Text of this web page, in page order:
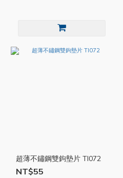
超薄不鏽鋼雙鉤墊片 TI072
NT$55